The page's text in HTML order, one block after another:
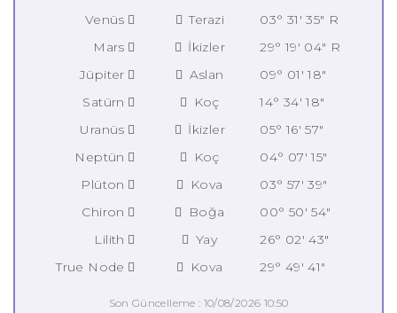
Venüs
Terazi
03° 31' 35" R
Mars
İkizler
29° 19' 04" R
Jüpiter
Aslan
09° 01' 18"
Satürn
Koç
14° 34' 18"
Uranüs
İkizler
05° 16' 57"
Neptün
Koç
04° 07' 15"
Plüton
Kova
03° 57' 39"
Chiron
Boğa
00° 50' 54"
Lilith
Yay
26° 02' 43"
True Node
Kova 29° 49' 41"
Son Güncelleme : 10/08/2026 10:50